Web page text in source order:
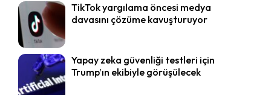
TikTok yargılama öncesi medya
davasını çözüme kavuşturuyor
Yapay zeka güvenliği testleri için
Trump’ın ekibiyle görüşülecek